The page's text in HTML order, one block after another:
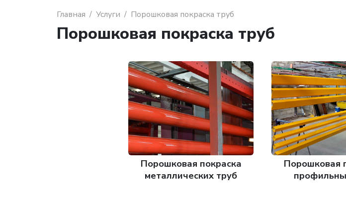
Главная Услуги Порошковая покраска труб
Порошковая покраска труб
Порошковая покраска
металлических труб
Порошковая